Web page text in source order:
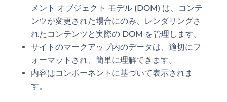
メント オブジェクト モデル (DOM) は、コンテ
ンツが変更された場合にのみ、レンダリングさ
れたコンテンツと実際の DOM を管理します。
サイトのマークアップ内のデータは、適切にフ
ォーマットされ、簡単に理解できます。
内容はコンポーネントに基づいて表示されま
す。